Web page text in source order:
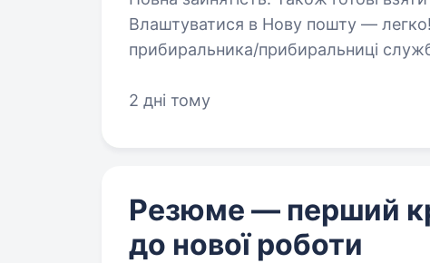
Влаштуватися в Нову пошту —
прибиральника/прибиральниці
2 дні тому
Резюме — перший
до нової роботи